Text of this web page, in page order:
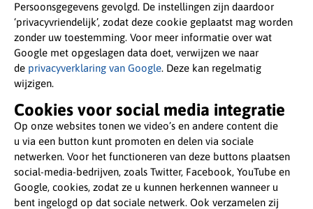
Persoonsgegevens gevolgd. De instellingen zijn daardoor
‘privacyvriendelijk’, zodat deze cookie geplaatst mag worden
zonder uw toestemming. Voor meer informatie over wat
Google met opgeslagen data doet, verwijzen we naar
de privacyverklaring van Google. Deze kan regelmatig
wijzigen.
Cookies voor social media integratie
Op onze websites tonen we video’s en andere content die
u via een button kunt promoten en delen via sociale
netwerken. Voor het functioneren van deze buttons plaatsen
social-media-bedrijven, zoals Twitter, Facebook, YouTube en
Google, cookies, zodat ze u kunnen herkennen wanneer u
bent ingelogd op dat sociale netwerk. Ook verzamelen zij